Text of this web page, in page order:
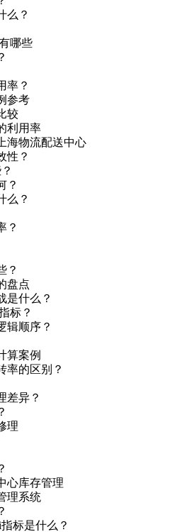
？
哪些
？
考
较
用率
物流配送中心
性？
？
盘点
是什么？
？
顺序？
案例
的区别？
异？
理
心库存管理
理系统
是什么？